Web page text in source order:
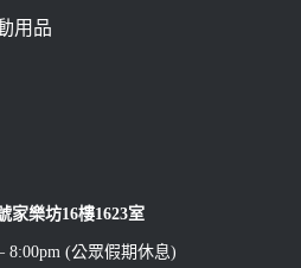
用品
家樂坊16樓1623室
8:00pm (公眾假期休息)